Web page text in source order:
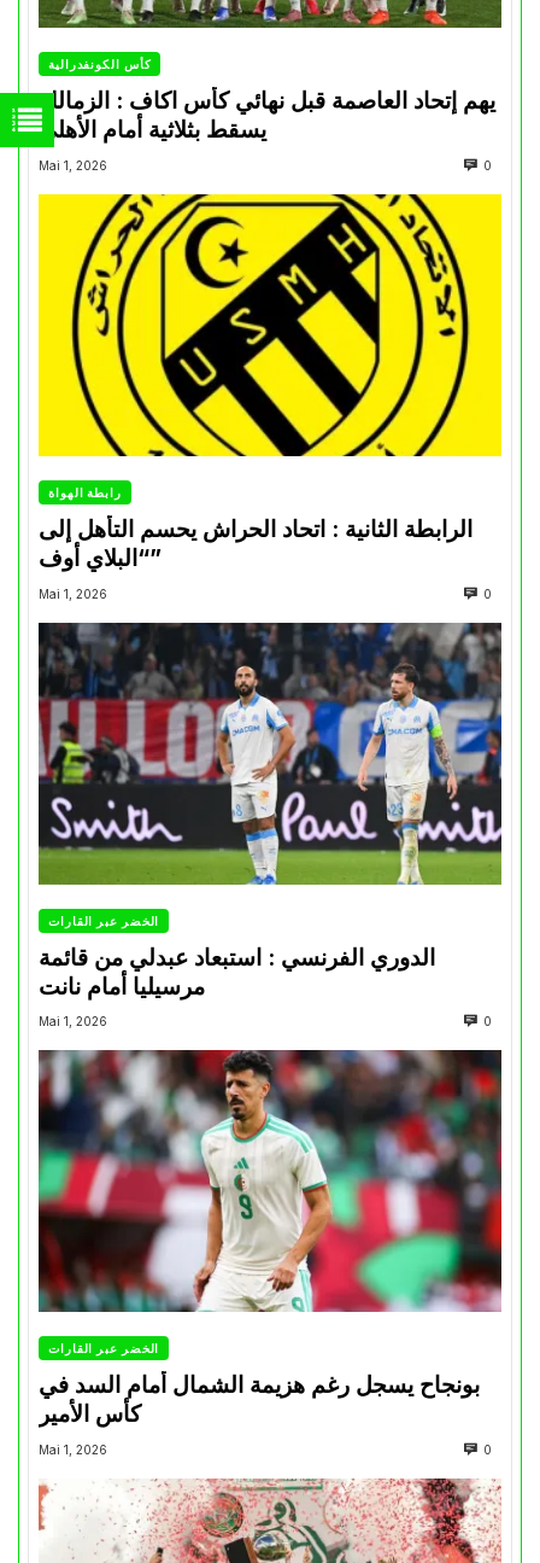
كأس الكونفدرالية
يهم إتحاد العاصمة قبل نهائي كأس اكاف : الزمالك
Mai 1, 2026 0
رابطة الهواة
الرابطة الثانية : اتحاد الحراش يحسم التأهل إلى
“البلاي أوف”
Mai 1, 2026 0
الخضر عبر القارات
الدوري الفرنسي : استبعاد عبدلي من قائمة
مرسيليا أمام نانت
Mai 1, 2026 0
الخضر عبر القارات
بونجاح يسجل رغم هزيمة الشمال أمام السد في
كأس الأمير
Mai 1, 2026 0